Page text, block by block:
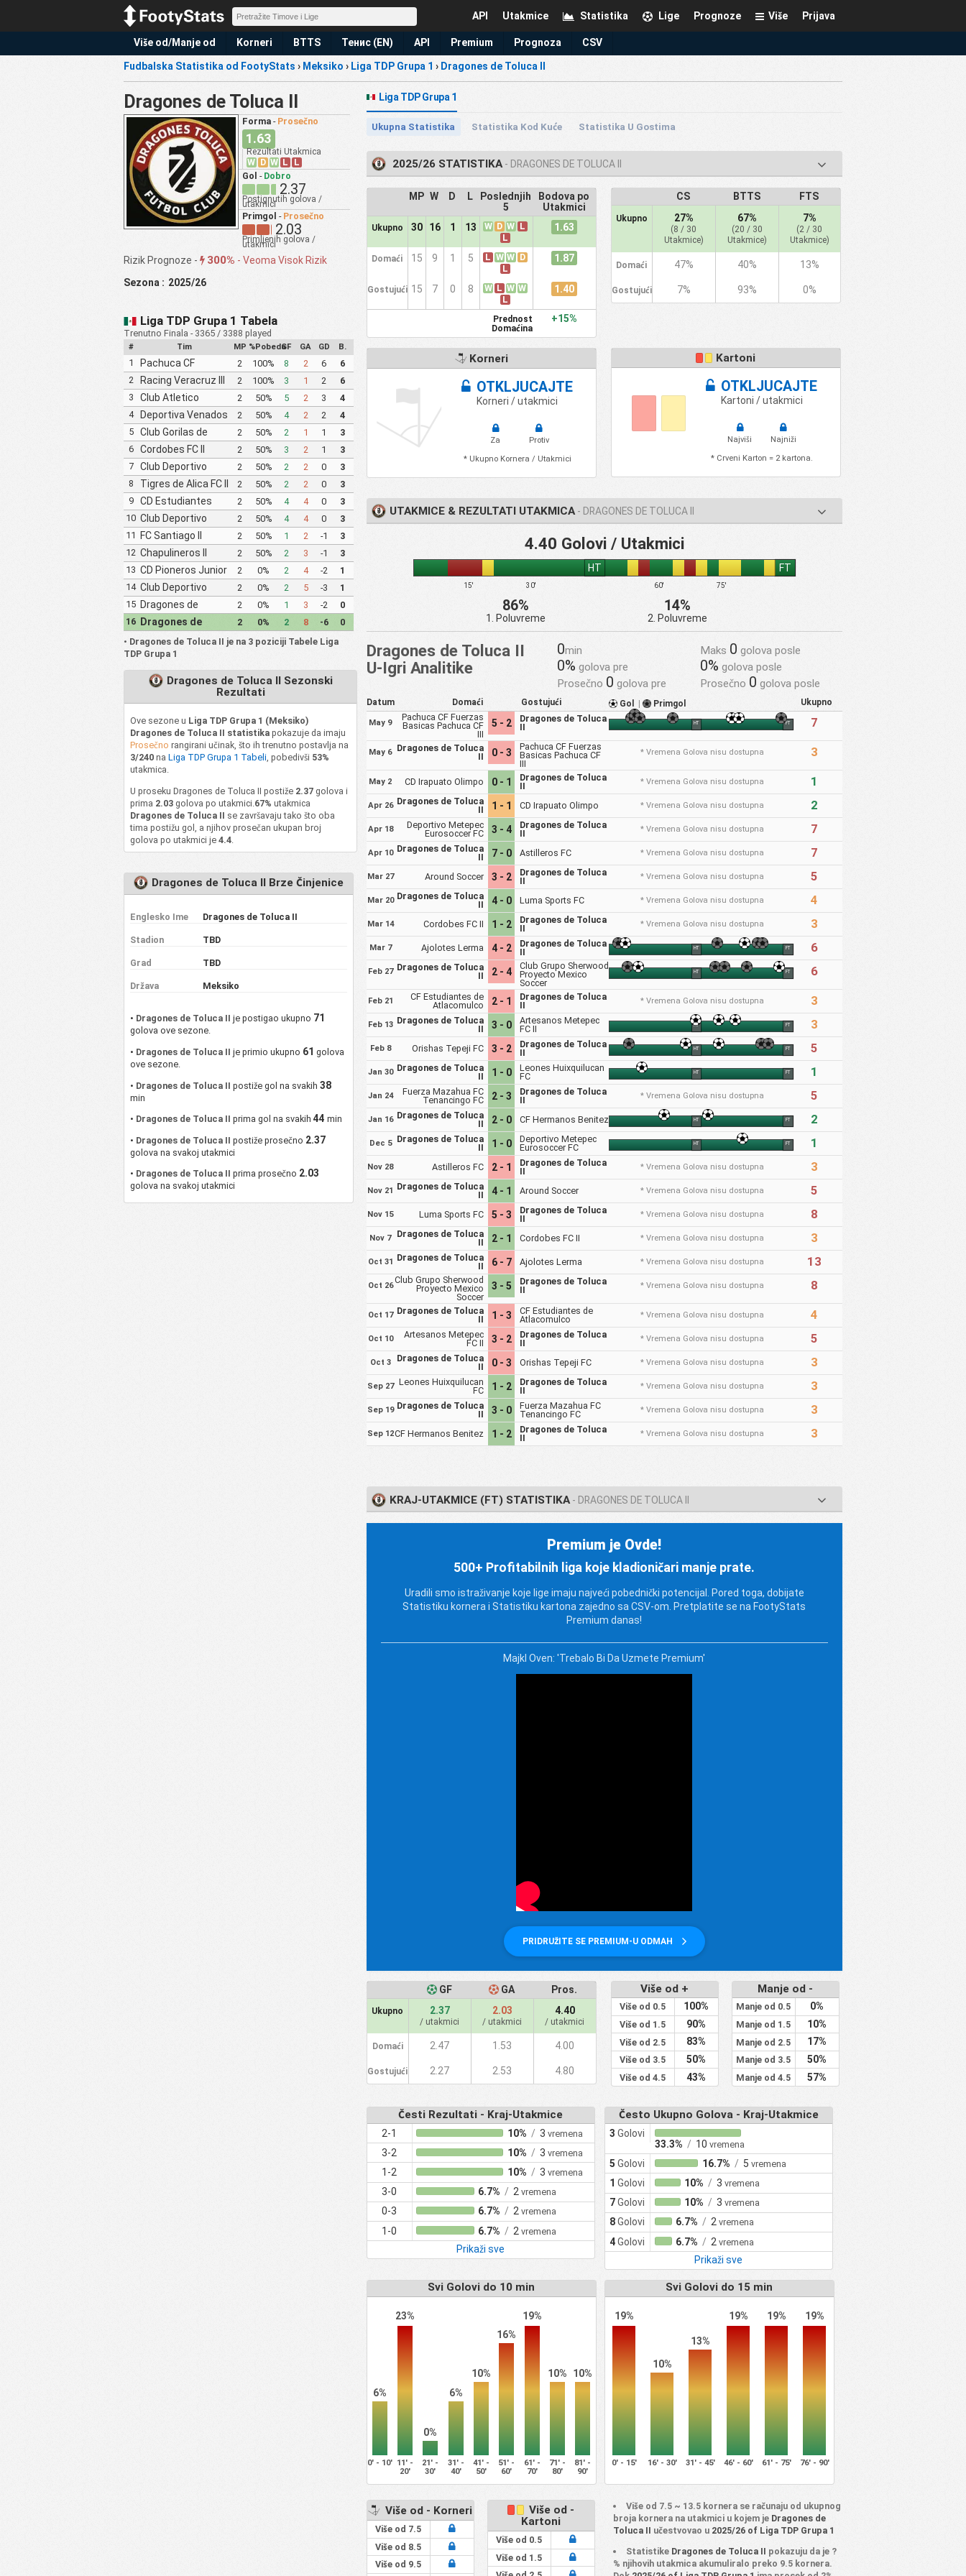
Prijava
Više
Prognoze
Lige
Statistika
Utakmice
API
Više od/Manje od Korneri BTTS Тенис (EN) API Premium Prognoza CSV
Fudbalska Statistika od FootyStats › Meksiko › Liga TDP Grupa 1 › Dragones de Toluca II
Dragones de Toluca II
Forma - Prosečno
1.63
Rezultati Utakmica
W D W L
L
Gol - Dobro
2.37
Postignutih golova /
utakmici
Primgol - Prosečno
2.03
Primljenih golova /
utakmici
Rizik Prognoze - 300% - Veoma Visok Rizik
Sezona : 2025/26
Liga TDP Grupa 1 Tabela
Trenutno Finala - 3365 / 3388 played
# Tim MP %PobedaGF GA GD B.
1
Pachuca CF
Fuerzas Basicas
Pachuca CF III
2 100% 8 2 6
6
2
Racing Veracruz III 2 100% 3 1 2
6
3
Club Atletico
Morelia Universidad
Michoacana
2 50% 5 2 3
4
4
Deportiva Venados
FC II
2 50% 4 2 2
4
5
Club Gorilas de
Juanacatlan II
2 50% 2 1 1
3
6
Cordobes FC II 2 50% 3 2 1
3
7
Club Deportivo
Mineros de
Zacatecas II
2 50% 2 2 0
3
8
Tigres de Alica FC II 2 50% 2 2 0
3
9
CD Estudiantes
Tecos II
2 50% 4 4 0
3
10 Club Deportivo
Irapuato II
2 50% 4 4 0
3
11
FC Santiago II 2 50% 1 2 -1
3
12 Chapulineros II 2 50% 2 3 -1
3
13 CD Pioneros Junior
CD Pioneros de
Cancun II
2 0% 2 4 -2
1
14 Club Deportivo
Zitacuaro II
2 0% 2 5 -3
1
15 Dragones de
Oaxaca II
2 0% 1 3 -2
0
16 Dragones de
Toluca II
2 0% 2 8 -6
0
• Dragones de Toluca II je na 3 poziciji Tabele Liga
TDP Grupa 1
Dragones de Toluca II Sezonski
Rezultati
Ove sezone u Liga TDP Grupa 1 (Meksiko)
Dragones de Toluca II statistikapokazuje da imaju
Prosečno rangirani učinak, što ih trenutno postavlja na
3/240na Liga TDP Grupa 1 Tabeli, pobedivši 53%
utakmica.
U proseku Dragones de Toluca II postiže 2.37golova i
prima 2.03golova po utakmici. 67% utakmica
Dragones de Toluca II se završavaju tako što oba
tima postižu gol, a njihov prosečan ukupan broj
golova po utakmici je 4.4.
Dragones de Toluca II Brze Činjenice
Englesko Ime Dragones de Toluca II
Stadion TBD
Grad TBD
Država Meksiko
• Dragones de Toluca II je postigao ukupno 71
golova ove sezone.
• Dragones de Toluca II je primio ukupno 61 golova
ove sezone.
• Dragones de Toluca II postiže gol na svakih38
min
• Dragones de Toluca II prima gol na svakih44 min
• Dragones de Toluca II postiže prosečno 2.37
golova na svakoj utakmici
• Dragones de Toluca II prima prosečno 2.03
golova na svakoj utakmici
Liga TDP Grupa 1
Ukupna Statistika Statistika Kod Kuće Statistika U Gostima
2025/26 STATISTIKA - DRAGONES DE TOLUCA II
MP W D L
Poslednjih
5
Bodova po
Utakmici
Ukupno 30 16 1 13 W D W L
L
1.63
Domaći 15 9 1 5 L W W D
L
1.87
Gostujući 15 7 0 8 W L W W
L
1.40
Prednost
Domaćina
+15%
CS BTTS FTS
Ukupno 27%
(8 / 30
Utakmice)
67%
(20 / 30
Utakmice)
7%
(2 / 30
Utakmice)
Domaći 47% 40% 13%
Gostujući 7% 93% 0%
Korneri
OTKLJUCAJTE
Korneri / utakmici
Za
Protiv
* Ukupno Kornera / Utakmici
Kartoni
OTKLJUCAJTE
Kartoni / utakmici
Najviši
Najniži
* Crveni Karton = 2 kartona.
UTAKMICE & REZULTATI UTAKMICA - DRAGONES DE TOLUCA II
4.40 Golovi / Utakmici
15' 30'
HT
60' 75'
FT
86%
1. Poluvreme
14%
2. Poluvreme
Dragones de Toluca II
U-Igri Analitike
0min Maks 0 golova posle
0% golova pre 0% golova posle
Prosečno 0 golova pre Prosečno 0 golova posle
Datum Domaći Gostujući Gol Primgol Ukupno
May 9
Pachuca CF Fuerzas
Basicas Pachuca CF
III
5 - 2
Dragones de Toluca
II
HT FT 7
May 6 Dragones de Toluca
II
0 - 3
Pachuca CF Fuerzas
Basicas Pachuca CF
III
* Vremena Golova nisu dostupna 3
May 2 CD Irapuato Olimpo 0 - 1
Dragones de Toluca
II
* Vremena Golova nisu dostupna 1
Apr 26 Dragones de Toluca
II
1 - 1 CD Irapuato Olimpo * Vremena Golova nisu dostupna 2
Apr 18
Deportivo Metepec
Eurosoccer FC
3 - 4
Dragones de Toluca
II
* Vremena Golova nisu dostupna 7
Apr 10 Dragones de Toluca
II
7 - 0 Astilleros FC * Vremena Golova nisu dostupna 7
Mar 27 Around Soccer 3 - 2
Dragones de Toluca
II
* Vremena Golova nisu dostupna 5
Mar 20 Dragones de Toluca
II
4 - 0 Luma Sports FC * Vremena Golova nisu dostupna 4
Mar 14 Cordobes FC II 1 - 2
Dragones de Toluca
II
* Vremena Golova nisu dostupna 3
Mar 7 Ajolotes Lerma 4 - 2
Dragones de Toluca
II
HT FT 6
Feb 27 Dragones de Toluca
II
2 - 4
Club Grupo Sherwood
Proyecto Mexico
Soccer
HT FT 6
Feb 21
CF Estudiantes de
Atlacomulco
2 - 1
Dragones de Toluca
II
* Vremena Golova nisu dostupna 3
Feb 13 Dragones de Toluca
II
3 - 0
Artesanos Metepec
FC II
HT FT 3
Feb 8 Orishas Tepeji FC 3 - 2
Dragones de Toluca
II
HT FT 5
Jan 30 Dragones de Toluca
II
1 - 0
Leones Huixquilucan
FC
HT FT 1
Jan 24
Fuerza Mazahua FC
Tenancingo FC
2 - 3
Dragones de Toluca
II
* Vremena Golova nisu dostupna 5
Jan 16 Dragones de Toluca
II
2 - 0 CF Hermanos Benitez HT FT 2
Dec 5
Dragones de Toluca
II
1 - 0
Deportivo Metepec
Eurosoccer FC
HT FT 1
Nov 28 Astilleros FC 2 - 1
Dragones de Toluca
II
* Vremena Golova nisu dostupna 3
Nov 21
Dragones de Toluca
II
4 - 1 Around Soccer * Vremena Golova nisu dostupna 5
Nov 15 Luma Sports FC 5 - 3
Dragones de Toluca
II
* Vremena Golova nisu dostupna 8
Nov 7
Dragones de Toluca
II
2 - 1 Cordobes FC II * Vremena Golova nisu dostupna 3
Oct 31
Dragones de Toluca
II
6 - 7 Ajolotes Lerma * Vremena Golova nisu dostupna 13
Oct 26
Club Grupo Sherwood
Proyecto Mexico
Soccer
3 - 5
Dragones de Toluca
II
* Vremena Golova nisu dostupna 8
Oct 17 Dragones de Toluca
II
1 - 3
CF Estudiantes de
Atlacomulco
* Vremena Golova nisu dostupna 4
Oct 10
Artesanos Metepec
FC II
3 - 2
Dragones de Toluca
II
* Vremena Golova nisu dostupna 5
Oct 3
Dragones de Toluca
II
0 - 3 Orishas Tepeji FC * Vremena Golova nisu dostupna 3
Sep 27 Leones Huixquilucan
FC
1 - 2
Dragones de Toluca
II
* Vremena Golova nisu dostupna 3
Sep 19 Dragones de Toluca
II
3 - 0
Fuerza Mazahua FC
Tenancingo FC
* Vremena Golova nisu dostupna 3
Sep 12CF Hermanos Benitez 1 - 2
Dragones de Toluca
II
* Vremena Golova nisu dostupna 3
KRAJ-UTAKMICE (FT) STATISTIKA - DRAGONES DE TOLUCA II
Premium je Ovde!
500+ Profitabilnih liga koje kladioničari manje prate.
Uradili smo istraživanje koje lige imaju najveći pobednički potencijal. Pored toga, dobijate
Statistiku kornera i Statistiku kartona zajedno sa CSV-om. Pretplatite se na FootyStats
Premium danas!
PRIDRUŽITE SE PREMIUM-U ODMAH
Majkl Oven: 'Trebalo Bi Da Uzmete Premium'
GF GA Pros.
Ukupno 2.37
/ utakmici
2.03
/ utakmici
4.40
/ utakmici
Domaći 2.47 1.53 4.00
Gostujući 2.27 2.53 4.80
Više od +
Više od 0.5 100%
Više od 1.5 90%
Više od 2.5 83%
Više od 3.5 50%
Više od 4.5 43%
Manje od -
Manje od 0.5 0%
Manje od 1.5 10%
Manje od 2.5 17%
Manje od 3.5 50%
Manje od 4.5 57%
Česti Rezultati - Kraj-Utakmice
2-1 10% / 3 vremena
3-2 10% / 3 vremena
1-2 10% / 3 vremena
3-0 6.7% / 2vremena
0-3 6.7% / 2vremena
1-0 6.7% / 2vremena
Prikaži sve
Često Ukupno Golova - Kraj-Utakmice
3Golovi
33.3% / 10 vremena
5Golovi 16.7% / 5 vremena
1Golovi 10% / 3vremena
7Golovi 10% / 3vremena
8Golovi 6.7% / 2vremena
4Golovi 6.7% / 2vremena
Prikaži sve
Svi Golovi do 10 min
6%
23%
0%
6%
10%
16%
19%
10% 10%
0' - 10' 11' -
20'
21' -
30'
31' -
40'
41' -
50'
51' -
60'
61' -
70'
71' -
80'
81' -
90'
Svi Golovi do 15 min
19%
10%
13%
19% 19% 19%
0' - 15' 16' - 30' 31' - 45' 46' - 60' 61' - 75' 76' - 90'
Više od - Korneri
Više od 7.5
Više od 8.5
Više od 9.5
Više od -
Kartoni
Više od 0.5
Više od 1.5
Više od 7.5 ~ 13.5 kornera se računaju od ukupnog
broja kornera na utakmici u kojem je Dragones de
Toluca II učestvovao u 2025/26 of Liga TDP Grupa 1
Statistike Dragones de Toluca II pokazuju da je ?
% njihovih utakmica akumuliralo preko 9.5 kornera.